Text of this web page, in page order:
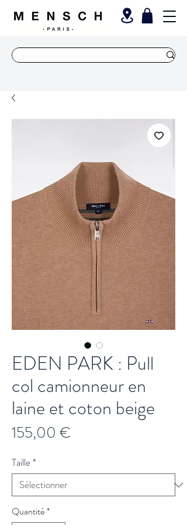
EDEN PARK : Pull
col camionneur en
laine et coton beige
155,00 €
Taille*
Quantité*